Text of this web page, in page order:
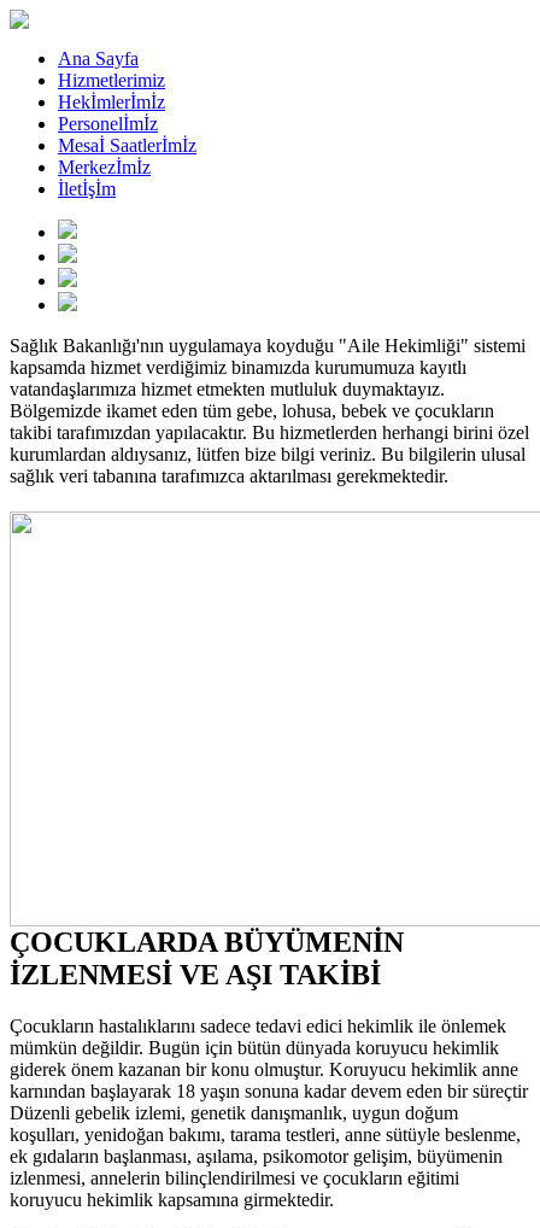
Ana Sayfa
Hizmetlerimiz
Hekİmlerİmİz
Personelİmİz
Mesaİ Saatlerİmİz
Merkezİmİz
İletİşİm
Sağlık Bakanlığı'nın uygulamaya koyduğu "Aile Hekimliği" sistemi
kapsamda hizmet verdiğimiz binamızda kurumumuza kayıtlı
vatandaşlarımıza hizmet etmekten mutluluk duymaktayız.
Bölgemizde ikamet eden tüm gebe, lohusa, bebek ve çocukların
takibi tarafımızdan yapılacaktır. Bu hizmetlerden herhangi birini özel
kurumlardan aldıysanız, lütfen bize bilgi veriniz. Bu bilgilerin ulusal
sağlık veri tabanına tarafımızca aktarılması gerekmektedir.
ÇOCUKLARDA BÜYÜMENİN
İZLENMESİ VE AŞI TAKİBİ
Çocukların hastalıklarını sadece tedavi edici hekimlik ile önlemek
mümkün değildir. Bugün için bütün dünyada koruyucu hekimlik
giderek önem kazanan bir konu olmuştur. Koruyucu hekimlik anne
karnından başlayarak 18 yaşın sonuna kadar devem eden bir süreçtir
Düzenli gebelik izlemi, genetik danışmanlık, uygun doğum
koşulları, yenidoğan bakımı, tarama testleri, anne sütüyle beslenme,
ek gıdaların başlanması, aşılama, psikomotor gelişim, büyümenin
izlenmesi, annelerin bilinçlendirilmesi ve çocukların eğitimi
koruyucu hekimlik kapsamına girmektedir.